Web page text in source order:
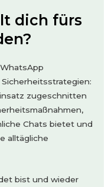
dich fürs
zugeschnitten
Chats bietet und
alltägliche
bist und wieder